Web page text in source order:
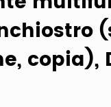
copia),